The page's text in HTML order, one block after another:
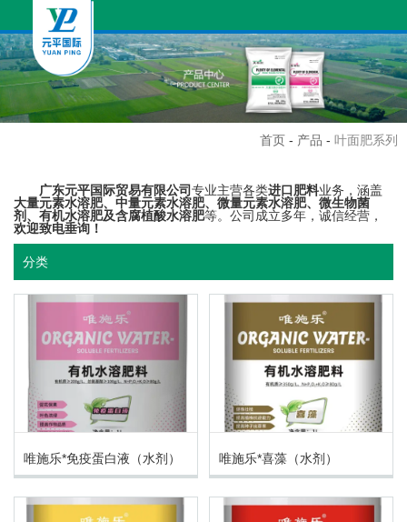
首页 - 产品 - 叶面肥系列
广东元平国际贸易有限公司专业主营各类进口肥料业务，涵盖
大量元素水溶肥、中量元素水溶肥、微量元素水溶肥、微生物菌
剂、有机水溶肥及含腐植酸水溶肥等。公司成立多年，诚信经营，
欢迎致电垂询！
分类
唯施乐*免疫蛋白液（水剂） 唯施乐*喜藻（水剂）